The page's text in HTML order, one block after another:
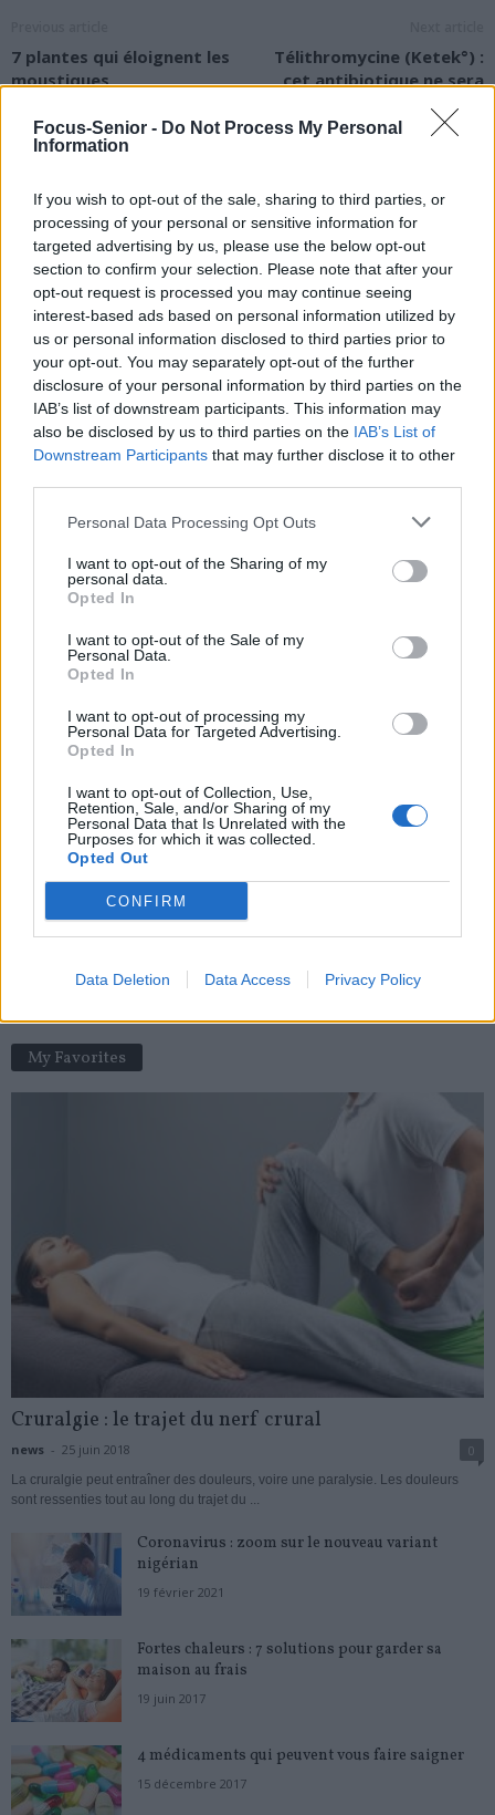
Focus-Senior - Do Not Process My Personal
Information
If you wish to opt-out of the sale, sharing to third parties, or
processing of your personal or sensitive information for
targeted advertising by us, please use the below opt-out
section to confirm your selection. Please note that after your
opt-out request is processed you may continue seeing
interest-based ads based on personal information utilized by
us or personal information disclosed to third parties prior to
your opt-out. You may separately opt-out of the further
disclosure of your personal information by third parties on the
IAB’s list of downstream participants. This information may
also be disclosed by us to third parties on the IAB’s List of
Downstream Participants that may further disclose it to other
Personal Data Processing Opt Outs
I want to opt-out of the Sharing of my
personal data.
Opted In
I want to opt-out of the Sale of my
Personal Data.
Opted In
I want to opt-out of processing my
Personal Data for Targeted Advertising.
Opted In
I want to opt-out of Collection, Use,
Retention, Sale, and/or Sharing of my
Personal Data that Is Unrelated with the
Purposes for which it was collected.
Opted Out
CONFIRM
Data Deletion Data Access Privacy Policy
7 plantes qui éloignent les
moustiques
Télithromycine (Ketek°) :
cet antibiotique ne sera
plus commercialisé
news
RELATED ARTICLES MORE FROM AUTHOR
Santé
clé pour préserver votre
cerveau ou le mettre en
Santé
problèmes urinaires : le
secret inattendu des
découvrir
Santé
d’hypertension à ne pas
Popular Posts
3 octobre 2019
Baclofène : autorisé à nouveau dans le traitement de
l’alcoolisme
29 novembre 2020
L’épisiotomie
- 17 novembre 2020
Froid : à quoi s’attendre ces prochains jours?
My Favorites
Cruralgie : le trajet du nerf crural
news - 25 juin 2018 0
La cruralgie peut entraîner des douleurs, voire une paralysie. Les douleurs
sont ressenties tout au long du trajet du ...
Coronavirus : zoom sur le nouveau variant
nigérian
19 février 2021
Fortes chaleurs : 7 solutions pour garder sa
maison au frais
19 juin 2017
4 médicaments qui peuvent vous faire saigner
15 décembre 2017